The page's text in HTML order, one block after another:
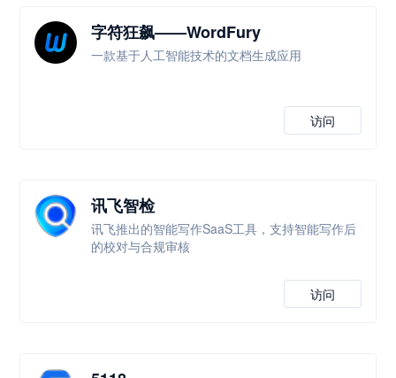
字符狂飙——WordFury
一款基于人工智能技术的文档生成应用
访问
讯飞智检
讯飞推出的智能写作SaaS工具，支持智能写作后
的校对与合规审核
访问